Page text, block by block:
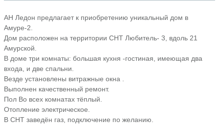
АН Ледон предлагает к приобретению уникальный дом в
Амуре-2.
Дом расположен на территории СНТ Любитель- 3, вдоль 21
Амурской.
В доме три комнаты: большая кухня -гостиная, имеющая два
входа, и две спальни.
Везде установлены витражные окна .
Выполнен качественный ремонт.
Пол Во всех комнатах тёплый.
Отопление электрическое.
В СНТ заведён газ, подключение по желанию.